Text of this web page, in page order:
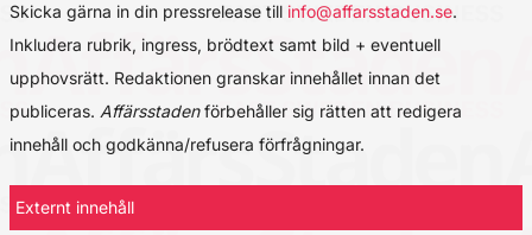
Skicka gärna in din pressrelease till info@affarsstaden.se.
Inkludera rubrik, ingress, brödtext samt bild + eventuell
upphovsrätt. Redaktionen granskar innehållet innan det
publiceras. Affärsstadenförbehåller sig rätten att redigera
innehåll och godkänna/refusera förfrågningar.
Externt innehåll